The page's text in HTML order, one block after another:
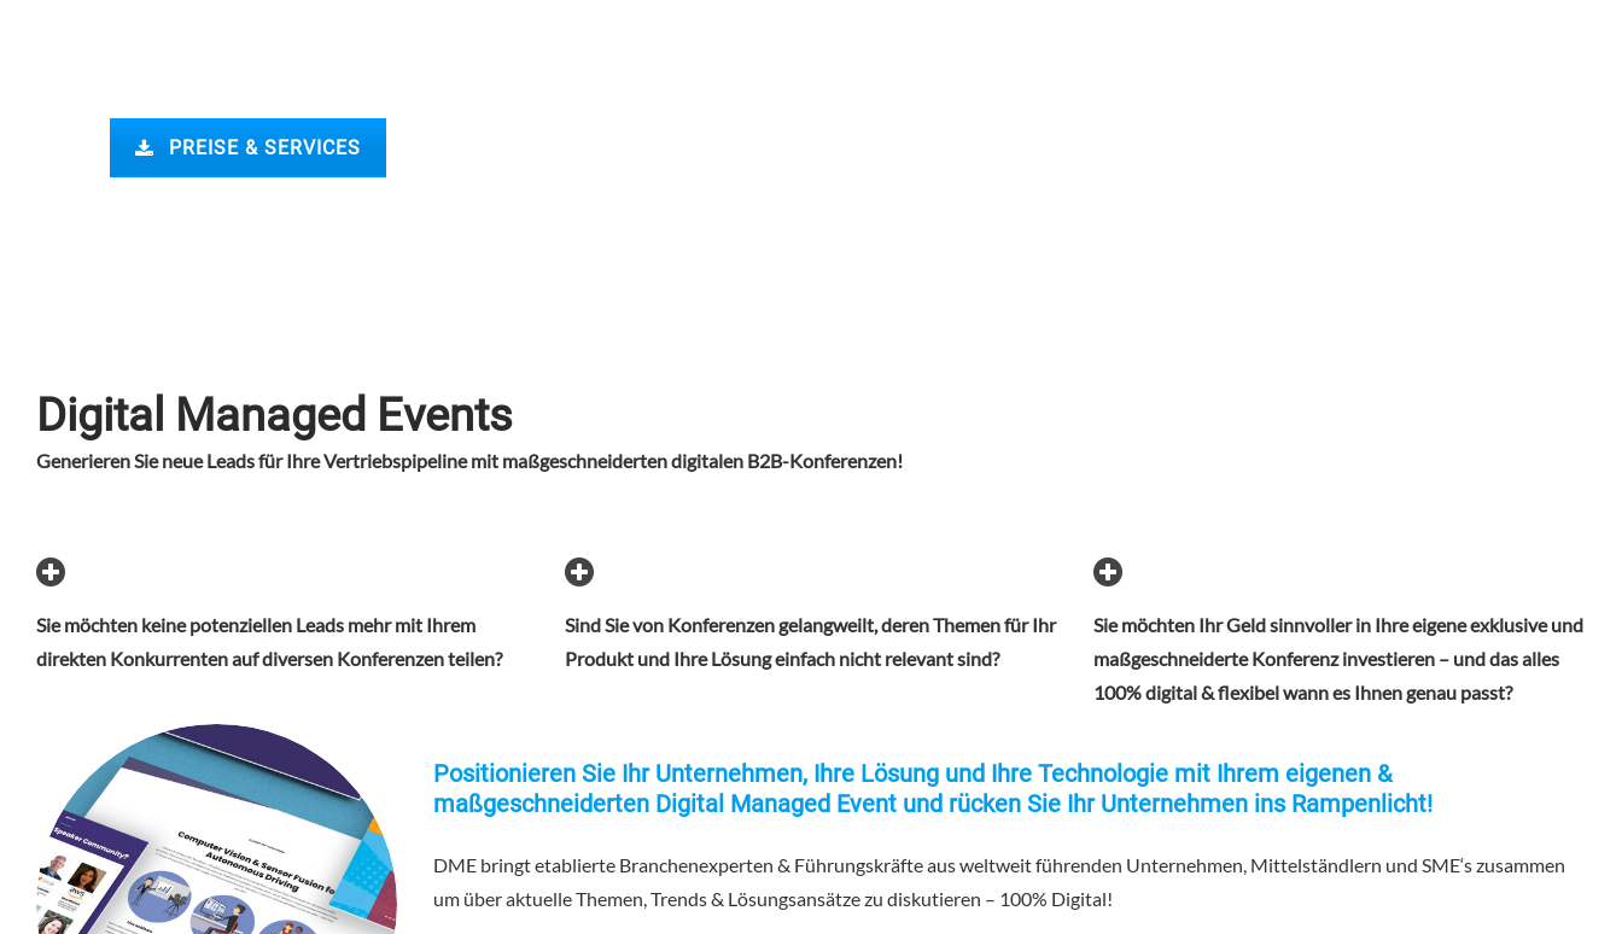
PREISE & SERVICES
Digital Managed Events
Generieren Sie neue Leads für Ihre Vertriebspipeline mit maßgeschneiderten digitalen B2B-Konferenzen!
Sie möchten keine potenziellen Leads mehr mit Ihrem
direkten Konkurrenten auf diversen Konferenzen teilen?
Sind Sie von Konferenzen gelangweilt, deren Themen für Ihr
Produkt und Ihre Lösung einfach nicht relevant sind?
Sie möchten Ihr Geld sinnvoller in Ihre eigene exklusive und
maßgeschneiderte Konferenz investieren – und das alles
100% digital & flexibel wann es Ihnen genau passt?
Positionieren Sie Ihr Unternehmen, Ihre Lösung und Ihre Technologie mit Ihrem eigenen &
maßgeschneiderten Digital Managed Event und rücken Sie Ihr Unternehmen ins Rampenlicht!
DME bringt etablierte Branchenexperten & Führungskräfte aus weltweit führenden Unternehmen, Mittelständlern und SME‘s zusammen
um über aktuelle Themen, Trends & Lösungsansätze zu diskutieren – 100% Digital!